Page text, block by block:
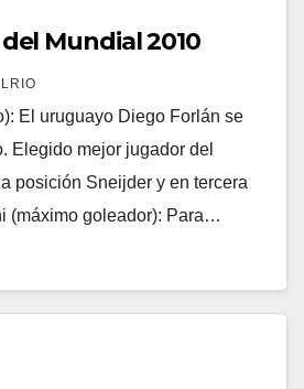
Mundial 2010
El uruguayo Diego Forlán se
Elegido mejor jugador del
posición Sneijder y en tercera
(máximo goleador): Para…